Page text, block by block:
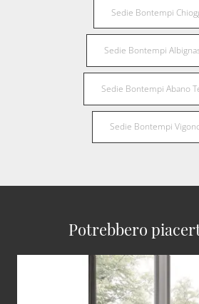
Sedie Bontempi
Sedie Bontempi
Sedie Bontempi Abano
Sedie Bontempi
Potrebbero